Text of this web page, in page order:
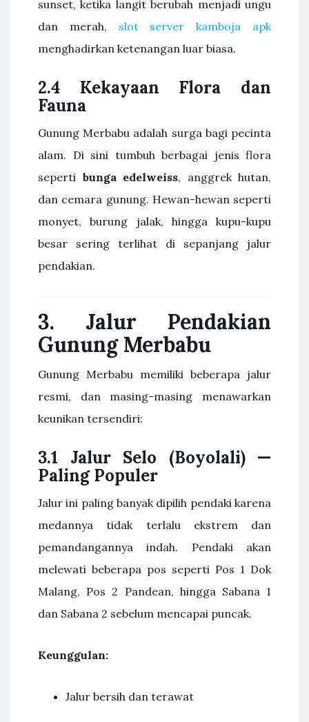
sunset, ketika langit berubah menjadi ungu
dan merah, slot server kamboja apk
menghadirkan ketenangan luar biasa.
2.4 Kekayaan Flora dan
Fauna
Gunung Merbabu adalah surga bagi pecinta
alam. Di sini tumbuh berbagai jenis flora
seperti bunga edelweiss, anggrek hutan,
dan cemara gunung. Hewan-hewan seperti
monyet, burung jalak, hingga kupu-kupu
besar sering terlihat di sepanjang jalur
pendakian.
3. Jalur Pendakian
Gunung Merbabu
Gunung Merbabu memiliki beberapa jalur
resmi, dan masing-masing menawarkan
keunikan tersendiri:
3.1 Jalur Selo (Boyolali) —
Paling Populer
Jalur ini paling banyak dipilih pendaki karena
medannya tidak terlalu ekstrem dan
pemandangannya indah. Pendaki akan
melewati beberapa pos seperti Pos 1 Dok
Malang, Pos 2 Pandean, hingga Sabana 1
dan Sabana 2 sebelum mencapai puncak.
Keunggulan:
Jalur bersih dan terawat